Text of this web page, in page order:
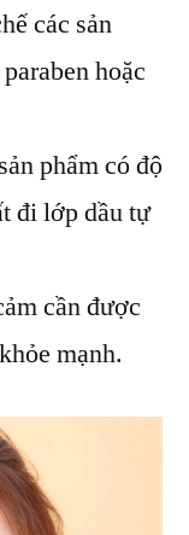
các sản
hoặc
phẩm có độ
đi lớp dầu tự
cần được
mạnh.